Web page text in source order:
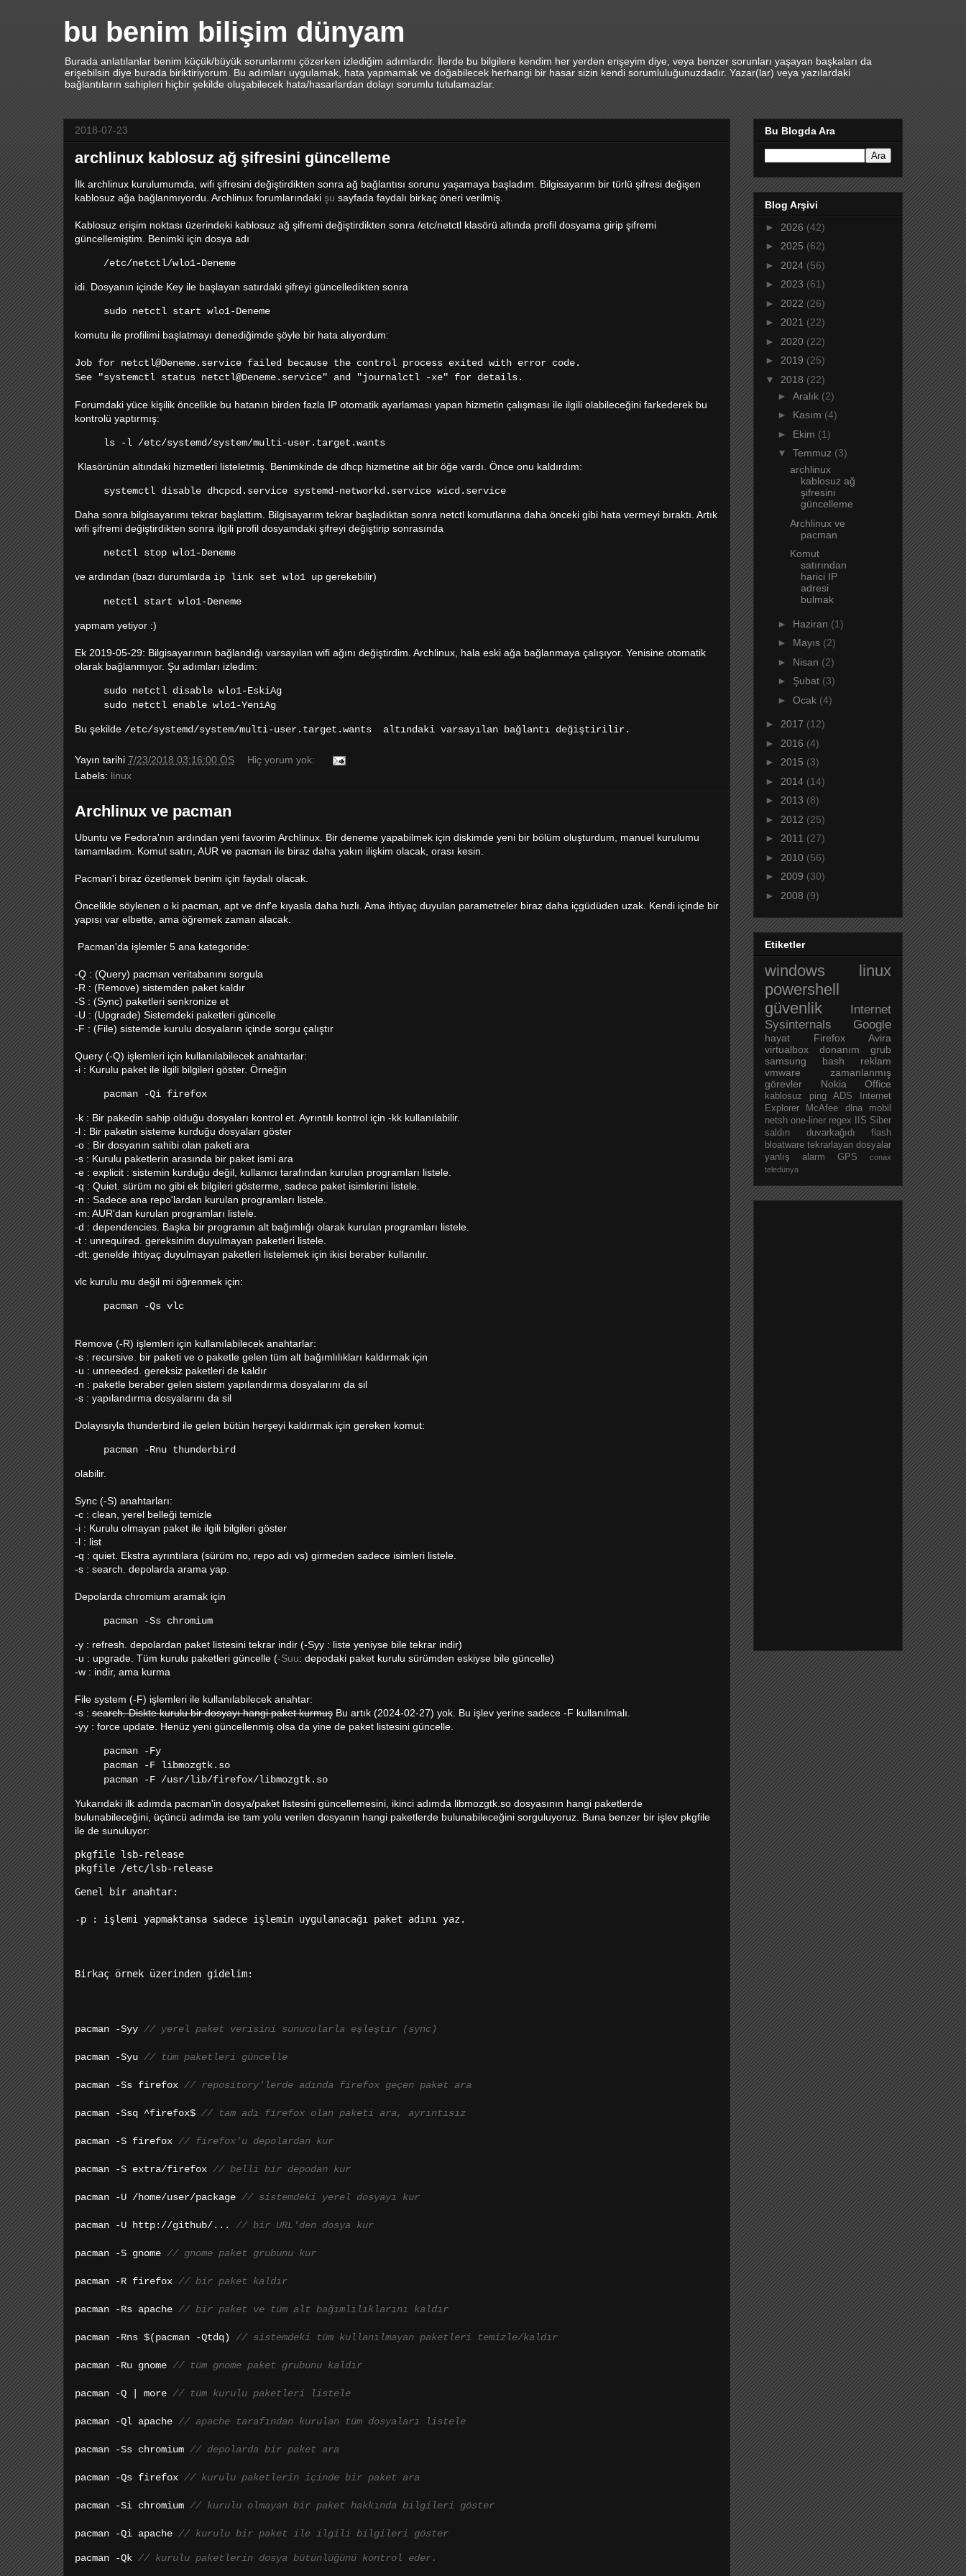
bu benim bilişim dünyam
Burada anlatılanlar benim küçük/büyük sorunlarımı çözerken izlediğim adımlardır. İlerde bu bilgilere kendim her yerden erişeyim diye, veya benzer sorunları yaşayan başkaları da
erişebilsin diye burada biriktiriyorum. Bu adımları uygulamak, hata yapmamak ve doğabilecek herhangi bir hasar sizin kendi sorumluluğunuzdadır. Yazar(lar) veya yazılardaki
bağlantıların sahipleri hiçbir şekilde oluşabilecek hata/hasarlardan dolayı sorumlu tutulamazlar.
2018-07-23
archlinux kablosuz ağ şifresini güncelleme
İlk archlinux kurulumumda, wifi şifresini değiştirdikten sonra ağ bağlantısı sorunu yaşamaya başladım. Bilgisayarım bir türlü şifresi değişen
kablosuz ağa bağlanmıyordu. Archlinux forumlarındaki şu sayfada faydalı birkaç öneri verilmiş.
Kablosuz erişim noktası üzerindeki kablosuz ağ şifremi değiştirdikten sonra /etc/netctl klasörü altında profil dosyama girip şifremi
güncellemiştim. Benimki için dosya adı
/etc/netctl/wlo1-Deneme
idi. Dosyanın içinde Key ile başlayan satırdaki şifreyi güncelledikten sonra
sudo netctl start wlo1-Deneme
komutu ile profilimi başlatmayı denediğimde şöyle bir hata alıyordum:
Job for netctl@Deneme.service failed because the control process exited with error code.
See "systemctl status netctl@Deneme.service" and "journalctl -xe" for details.
Forumdaki yüce kişilik öncelikle bu hatanın birden fazla IP otomatik ayarlaması yapan hizmetin çalışması ile ilgili olabileceğini farkederek bu
kontrolü yaptırmış:
ls -l /etc/systemd/system/multi-user.target.wants
Klasörünün altındaki hizmetleri listeletmiş. Benimkinde de dhcp hizmetine ait bir öğe vardı. Önce onu kaldırdım:
systemctl disable dhcpcd.service systemd-networkd.service wicd.service
Daha sonra bilgisayarımı tekrar başlattım. Bilgisayarım tekrar başladıktan sonra netctl komutlarına daha önceki gibi hata vermeyi bıraktı. Artık
wifi şifremi değiştirdikten sonra ilgili profil dosyamdaki şifreyi değiştirip sonrasında
netctl stop wlo1-Deneme
ve ardından (bazı durumlarda ip link set wlo1 up gerekebilir)
netctl start wlo1-Deneme
yapmam yetiyor :)
Ek 2019-05-29: Bilgisayarımın bağlandığı varsayılan wifi ağını değiştirdim. Archlinux, hala eski ağa bağlanmaya çalışıyor. Yenisine otomatik
olarak bağlanmıyor. Şu adımları izledim:
sudo netctl disable wlo1-EskiAg
sudo netctl enable wlo1-YeniAg
Bu şekilde /etc/systemd/system/multi-user.target.wants altındaki varsayılan bağlantı değiştirilir.
Yayın tarihi 7/23/2018 03:16:00 ÖS
Hiç yorum yok:
Labels: linux
Archlinux ve pacman
Ubuntu ve Fedora'nın ardından yeni favorim Archlinux. Bir deneme yapabilmek için diskimde yeni bir bölüm oluşturdum, manuel kurulumu
tamamladım. Komut satırı, AUR ve pacman ile biraz daha yakın ilişkim olacak, orası kesin.
Pacman'i biraz özetlemek benim için faydalı olacak.
Öncelikle söylenen o ki pacman, apt ve dnf'e kıyasla daha hızlı. Ama ihtiyaç duyulan parametreler biraz daha içgüdüden uzak. Kendi içinde bir
yapısı var elbette, ama öğremek zaman alacak.
Pacman'da işlemler 5 ana kategoride:
-Q : (Query) pacman veritabanını sorgula
-R : (Remove) sistemden paket kaldır
-S : (Sync) paketleri senkronize et
-U : (Upgrade) Sistemdeki paketleri güncelle
-F : (File) sistemde kurulu dosyaların içinde sorgu çalıştır
Query (-Q) işlemleri için kullanılabilecek anahtarlar:
-i : Kurulu paket ile ilgili bilgileri göster. Örneğin
pacman -Qi firefox
-k : Bir pakedin sahip olduğu dosyaları kontrol et. Ayrıntılı kontrol için -kk kullanılabilir.
-l : Bir paketin sisteme kurduğu dosyaları göster
-o : Bir dosyanın sahibi olan paketi ara
-s : Kurulu paketlerin arasında bir paket ismi ara
-e : explicit : sistemin kurduğu değil, kullanıcı tarafından kurulan programları listele.
-q : Quiet. sürüm no gibi ek bilgileri gösterme, sadece paket isimlerini listele.
-n : Sadece ana repo'lardan kurulan programları listele.
-m: AUR'dan kurulan programları listele.
-d : dependencies. Başka bir programın alt bağımlığı olarak kurulan programları listele.
-t : unrequired. gereksinim duyulmayan paketleri listele.
-dt: genelde ihtiyaç duyulmayan paketleri listelemek için ikisi beraber kullanılır.
vlc kurulu mu değil mi öğrenmek için:
pacman -Qs vlc
Remove (-R) işlemleri için kullanılabilecek anahtarlar:
-s : recursive. bir paketi ve o paketle gelen tüm alt bağımlılıkları kaldırmak için
-u : unneeded. gereksiz paketleri de kaldır
-n : paketle beraber gelen sistem yapılandırma dosyalarını da sil
-s : yapılandırma dosyalarını da sil
Dolayısıyla thunderbird ile gelen bütün herşeyi kaldırmak için gereken komut:
pacman -Rnu thunderbird
olabilir.
Sync (-S) anahtarları:
-c : clean, yerel belleği temizle
-i : Kurulu olmayan paket ile ilgili bilgileri göster
-l : list
-q : quiet. Ekstra ayrıntılara (sürüm no, repo adı vs) girmeden sadece isimleri listele.
-s : search. depolarda arama yap.
Depolarda chromium aramak için
pacman -Ss chromium
-y : refresh. depolardan paket listesini tekrar indir (-Syy : liste yeniyse bile tekrar indir)
-u : upgrade. Tüm kurulu paketleri güncelle (-Suu: depodaki paket kurulu sürümden eskiyse bile güncelle)
-w : indir, ama kurma
File system (-F) işlemleri ile kullanılabilecek anahtar:
-s : search. Diskte kurulu bir dosyayı hangi paket kurmuş Bu artık (2024-02-27) yok. Bu işlev yerine sadece -F kullanılmalı.
-yy : force update. Henüz yeni güncellenmiş olsa da yine de paket listesini güncelle.
pacman -Fy
pacman -F libmozgtk.so
pacman -F /usr/lib/firefox/libmozgtk.so
Yukarıdaki ilk adımda pacman'in dosya/paket listesini güncellemesini, ikinci adımda libmozgtk.so dosyasının hangi paketlerde
bulunabileceğini, üçüncü adımda ise tam yolu verilen dosyanın hangi paketlerde bulunabileceğini sorguluyoruz. Buna benzer bir işlev pkgfile
ile de sunuluyor:
pkgfile lsb-release
pkgfile /etc/lsb-release
Genel bir anahtar:
-p : işlemi yapmaktansa sadece işlemin uygulanacağı paket adını yaz.
Birkaç örnek üzerinden gidelim:
pacman -Syy // yerel paket verisini sunucularla eşleştir (sync)
pacman -Syu // tüm paketleri güncelle
pacman -Ss firefox // repository'lerde adında firefox geçen paket ara
pacman -Ssq ^firefox$ // tam adı firefox olan paketi ara, ayrıntısız
pacman -S firefox // firefox'u depolardan kur
pacman -S extra/firefox // belli bir depodan kur
pacman -U /home/user/package // sistemdeki yerel dosyayı kur
pacman -U http://github/... // bir URL'den dosya kur
pacman -S gnome // gnome paket grubunu kur
pacman -R firefox // bir paket kaldır
pacman -Rs apache // bir paket ve tüm alt bağımlılıklarını kaldır
pacman -Rns $(pacman -Qtdq) // sistemdeki tüm kullanılmayan paketleri temizle/kaldır
pacman -Ru gnome // tüm gnome paket grubunu kaldır
pacman -Q | more // tüm kurulu paketleri listele
pacman -Ql apache // apache tarafından kurulan tüm dosyaları listele
pacman -Ss chromium // depolarda bir paket ara
pacman -Qs firefox // kurulu paketlerin içinde bir paket ara
pacman -Si chromium // kurulu olmayan bir paket hakkında bilgileri göster
pacman -Qi apache // kurulu bir paket ile ilgili bilgileri göster
pacman -Qk // kurulu paketlerin dosya bütünlüğünü kontrol eder.
Bu Blogda Ara
Blog Arşivi
► 2026 (42)
► 2025 (62)
► 2024 (56)
► 2023 (61)
► 2022 (26)
► 2021 (22)
► 2020 (22)
► 2019 (25)
▼ 2018 (22)
► Aralık (2)
► Kasım (4)
► Ekim (1)
▼ Temmuz (3)
archlinux
kablosuz ağ
şifresini
güncelleme
Archlinux ve
pacman
Komut
satırından
harici IP
adresi
bulmak
► Haziran (1)
► Mayıs (2)
► Nisan (2)
► Şubat (3)
► Ocak (4)
► 2017 (12)
► 2016 (4)
► 2015 (3)
► 2014 (14)
► 2013 (8)
► 2012 (25)
► 2011 (27)
► 2010 (56)
► 2009 (30)
► 2008 (9)
Etiketler
windows
linux
powershell
güvenlik
Internet
Sysinternals
Google
hayat Firefox
Avira
virtualbox
donanım
grub
samsung
bash
reklam
vmware
zamanlanmış
görevler
Nokia Office
kablosuz ping ADS
Internet
Explorer
McAfee dlna
mobil
netsh one-liner regex IIS Siber
saldırı
duvarkağıdı
flash
bloatware tekrarlayan dosyalar
yanlış alarm
GPS
conax
teledünya